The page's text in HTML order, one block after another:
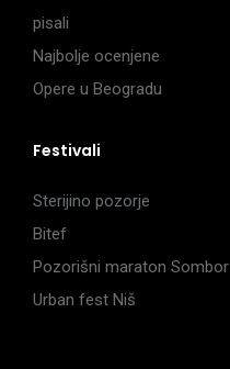
pisali
Najbolje ocenjene
Opere u Beogradu
Festivali
Sterijino pozorje
Bitef
Pozorišni maraton Sombor
Urban fest Niš